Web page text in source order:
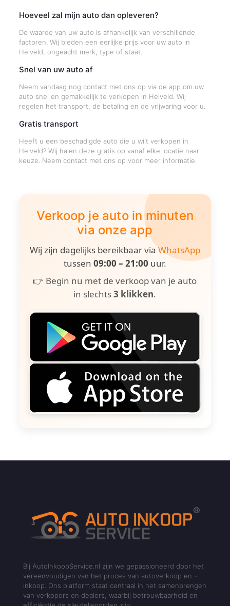
Hoeveel zal mijn auto dan opleveren?
De waarde van uw auto is afhankelijk van verschillende
factoren. Wij bieden een eerlijke prijs voor uw auto in
Heiveld, ongeacht merk, type of staat.
Snel van uw auto af
Neem vandaag nog contact met ons op via de app om uw
auto snel en gemakkelijk te verkopen in Heiveld. Wij
regelen het transport, de betaling en de vrijwaring voor u.
Gratis transport
Heeft u een beschadigde auto die u wilt verkopen in
Heiveld? Wij halen deze gratis op vanaf elke locatie naar
keuze. Neem contact met ons op voor meer informatie.
Verkoop je auto in minuten
via onze app
Wij zijn dagelijks bereikbaar viaWhatsApp
tussen 09:00 – 21:00 uur.
👉 Begin nu met de verkoop van je auto
in slechts3 klikken.
Bij AutoInkoopService.nl zijn we gepassioneerd door het
vereenvoudigen van het proces van autoverkoop en -
inkoop. Ons platform staat centraal in het samenbrengen
van verkopers en dealers, waarbij betrouwbaarheid en